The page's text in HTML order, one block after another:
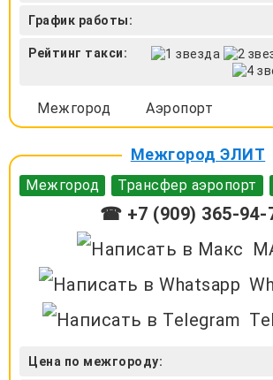
График работы:
Рейтинг такси:
Межгород Аэропорт
Межгород ЭЛИТ
Межгород Трансфер аэропорт
☎ +7 (909) 365-94-
Цена по межгороду: